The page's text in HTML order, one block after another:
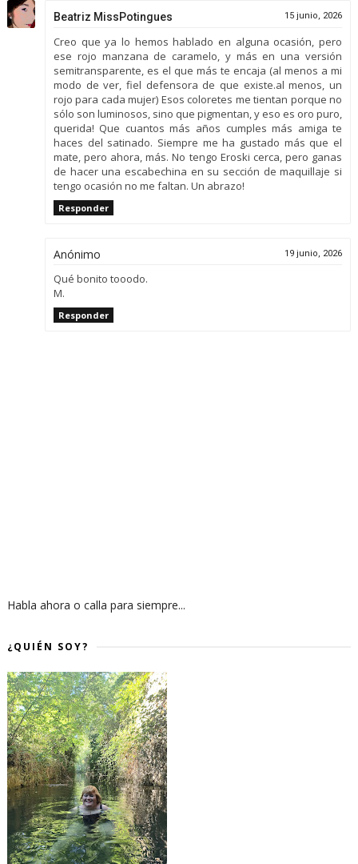
Beatriz MissPotingues 15 junio, 2026
Creo que ya lo hemos hablado en alguna ocasión, pero
ese rojo manzana de caramelo, y más en una versión
semitransparente, es el que más te encaja (al menos a mi
modo de ver, fiel defensora de que existe.al menos, un
rojo para cada mujer) Esos coloretes me tientan porque no
sólo son luminosos, sino que pigmentan, y eso es oro puro,
querida! Que cuantos más años cumples más amiga te
haces del satinado. Siempre me ha gustado más que el
mate, pero ahora, más. No tengo Eroski cerca, pero ganas
de hacer una escabechina en su sección de maquillaje si
tengo ocasión no me faltan. Un abrazo!
Responder
Anónimo 19 junio, 2026
Qué bonito tooodo.
M.
Responder
Habla ahora o calla para siempre...
¿QUIÉN SOY?